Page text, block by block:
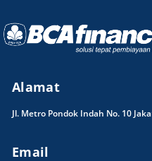
Alamat
Jl. Metro Pondok Indah No. 10
Email